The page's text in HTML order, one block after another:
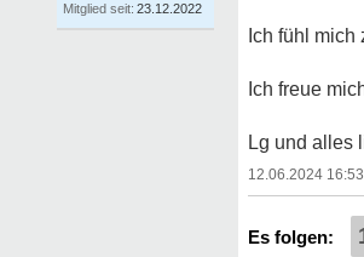
Mitglied seit: 23.12.2022
Ich fühl
Ich freue
Lg und alles
12.06.2024 16:53